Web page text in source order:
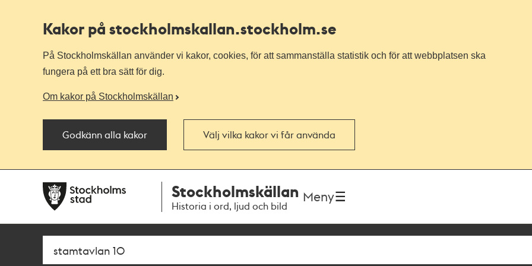
Kakor på stockholmskallan.stockholm.se
På Stockholmskällan använder vi kakor, cookies, för att sammanställa statistik och för att webbplatsen ska
fungera på ett bra sätt för dig.
Om kakor på Stockholmskällan
Godkänn alla kakor Välj vilka kakor vi får använda
navigationen
huvudinnehållet
Stockholmskällan
Historia i ord, ljud och bild
Meny
Sök